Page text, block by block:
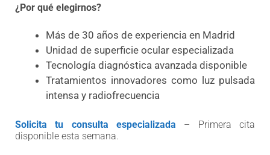
¿Por qué elegirnos?
Más de 30 años de experiencia en Madrid
Unidad de superficie ocular especializada
Tecnología diagnóstica avanzada disponible
Tratamientos innovadores como luz pulsada
intensa y radiofrecuencia
Solicita tu consulta especializada – Primera cita
disponible esta semana.